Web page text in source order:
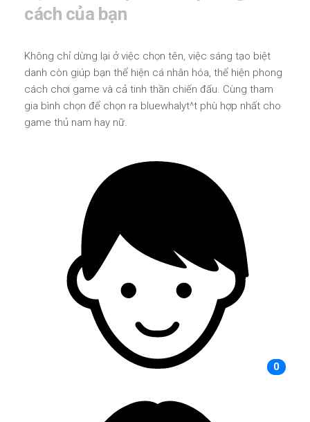
cách của bạn
Không chỉ dừng lại ở việc chọn tên, việc sáng tạo biệt
danh còn giúp bạn thể hiện cá nhân hóa, thể hiện phong
cách chơi game và cả tinh thần chiến đấu. Cùng tham
gia bình chọn để chọn ra bluewhalyt^t phù hợp nhất cho
game thủ nam hay nữ.
0